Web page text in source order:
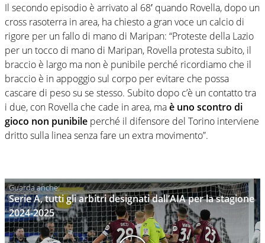
Il secondo episodio è arrivato al 68′ quando Rovella, dopo un
cross rasoterra in area, ha chiesto a gran voce un calcio di
rigore per un fallo di mano di Maripan: “Proteste della Lazio
per un tocco di mano di Maripan, Rovella protesta subito, il
braccio è largo ma non è punibile perché ricordiamo che il
braccio è in appoggio sul corpo per evitare che possa
cascare di peso su se stesso. Subito dopo c’è un contatto tra
i due, con Rovella che cade in area, maè uno scontro di
gioco non punibile perché il difensore del Torino interviene
dritto sulla linea senza fare un extra movimento”.
Serie A, tutti gli arbitri designati dall’AIA per la stagione
2024-2025